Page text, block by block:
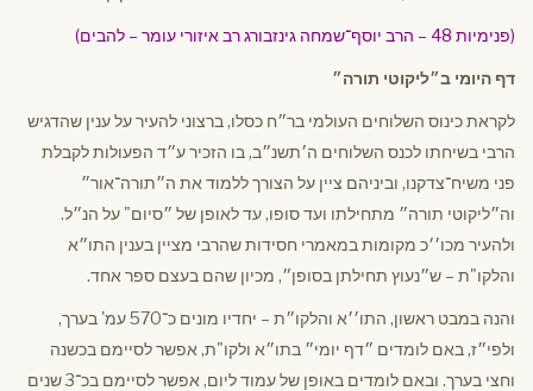
(פנימיות 48 – הרב יוסף־שמחה גינזבורג רב איזורי עומר – להבים)
דף היומי ב״ליקוטי תורה״
לקראת כינוס השלוחים העולמי בר״ח כסלו, ברצוני להעיר על ענין שהדגיש
הרבי בשיחתו לכנס השלוחים ה׳תשנ״ב, בו הזכיר ע״ד הפעולות לקבלת
פני משיח־צדקנו, וביניהם ציין על הצורך ללמוד את ה״תורה־אור״
וה״ליקוטי תורה״ מתחילתו ועד סופו, עד לאופן של ״סיום" על הנ״ל.
ולהעיר מכו׳׳כ מקומות במאמרי חסידות שהרבי מציין בענין התו״א
והלקו"ת – ש״נעוץ תחילתן בסופן״, מכיון שהם בעצם ספר אחד.
והנה במבט ראשון, התו׳׳א והלקו״ת – יחדיו מונים כ־570 עמ' בערך,
ולפי״ז, באם לומדים ״דף יומי״ בתו״א ולקו"ת, אפשר לסיימם בכשנה
וחצי בערך. ובאם לומדים באופן של עמוד ליום, אפשר לסיימם בכ־3 שנים